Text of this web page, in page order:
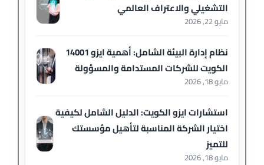
التشغيلي والاعتراف العالمي
مايو 22, 2026
نظام إدارة البيئة الشامل: أهمية ايزو 14001
الكويت للشركات المستدامة والمسؤولة
مايو 18, 2026
استشارات ايزو الكويت: الدليل الشامل لكيفية
اختيار الشركة المناسبة لتأهيل مؤسستك
للتميز
مايو 18, 2026